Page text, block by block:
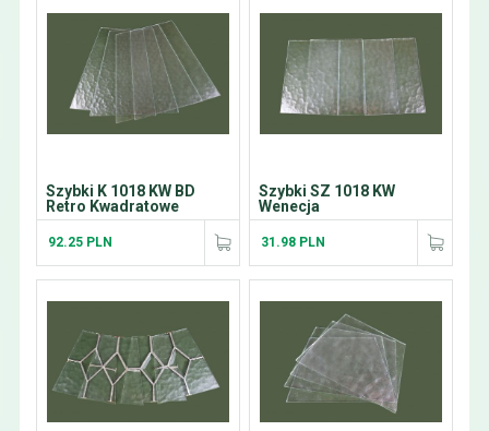
Szybki K 1018 KW BD
Retro Kwadratowe
92.25 PLN
Szybki SZ 1018 KW
Wenecja
31.98 PLN